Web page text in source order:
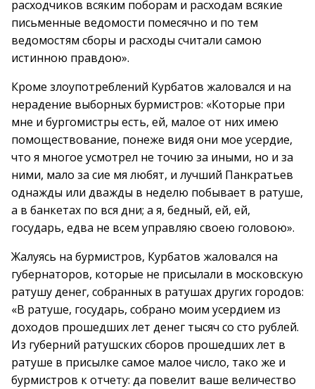
расходчиков всяким поборам и расходам всякие
письменные ведомости помесячно и по тем
ведомостям сборы и расходы считали самою
истинною правдою».
Кроме злоупотреблений Курбатов жаловался и на
нерадение выборных бурмистров: «Которые при
мне и бургомистры есть, ей, малое от них имею
помоществование, понеже видя они мое усердие,
что я многое усмотрел не точию за иными, но и за
ними, мало за сие мя любят, и лучший Панкратьев
однажды или дважды в неделю побывает в ратуше,
а в банкетах по вся дни; а я, бедный, ей, ей,
государь, едва не всем управляю своею головою».
Жалуясь на бурмистров, Курбатов жаловался на
губернаторов, которые не присылали в московскую
ратушу денег, собранных в ратушах других городов:
«В ратуше, государь, собрано моим усердием из
доходов прошедших лет денег тысяч со сто рублей.
Из губерний ратушских сборов прошедших лет в
ратуше в присылке самое малое число, тако же и
бурмистров к отчету: да повелит ваше величество